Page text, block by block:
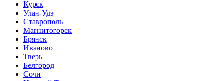
Курск
Улан-Удэ
Ставрополь
Магнитогорск
Брянск
Иваново
Тверь
Белгород
Сочи